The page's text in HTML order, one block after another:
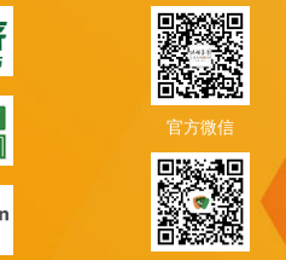
官方微信